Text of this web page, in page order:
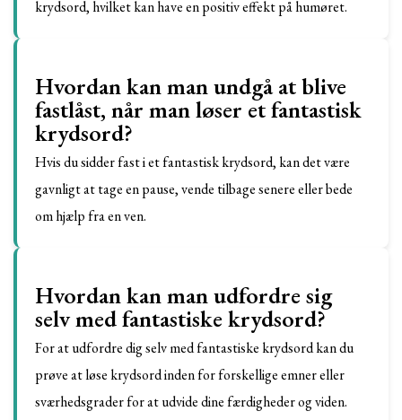
krydsord, hvilket kan have en positiv effekt på humøret.
Hvordan kan man undgå at blive
fastlåst, når man løser et fantastisk
krydsord?
Hvis du sidder fast i et fantastisk krydsord, kan det være
gavnligt at tage en pause, vende tilbage senere eller bede
om hjælp fra en ven.
Hvordan kan man udfordre sig
selv med fantastiske krydsord?
For at udfordre dig selv med fantastiske krydsord kan du
prøve at løse krydsord inden for forskellige emner eller
sværhedsgrader for at udvide dine færdigheder og viden.